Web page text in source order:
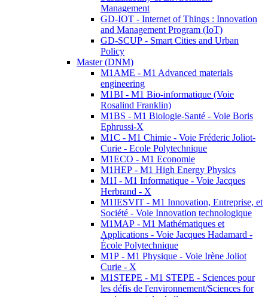
Management
GD-IOT - Internet of Things : Innovation
and Management Program (IoT)
GD-SCUP - Smart Cities and Urban
Policy
Master (DNM)
M1AME - M1 Advanced materials
engineering
M1BI - M1 Bio-informatique (Voie
Rosalind Franklin)
M1BS - M1 Biologie-Santé - Voie Boris
Ephrussi-X
M1C - M1 Chimie - Voie Fréderic Joliot-
Curie - Ecole Polytechnique
M1ECO - M1 Economie
M1HEP - M1 High Energy Physics
M1I - M1 Informatique - Voie Jacques
Herbrand - X
M1IESVIT - M1 Innovation, Entreprise, et
Société - Voie Innovation technologique
M1MAP - M1 Mathématiques et
Applications - Voie Jacques Hadamard -
École Polytechnique
M1P - M1 Physique - Voie Irène Joliot
Curie - X
M1STEPE - M1 STEPE - Sciences pour
les défis de l'environnement/Sciences for